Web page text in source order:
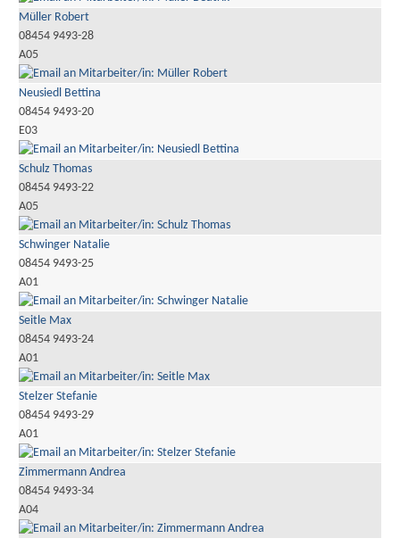
Müller Robert
08454 9493-28
A05
Neusiedl Bettina
08454 9493-20
E03
Schulz Thomas
08454 9493-22
A05
Schwinger Natalie
08454 9493-25
A01
Seitle Max
08454 9493-24
A01
Stelzer Stefanie
08454 9493-29
A01
Zimmermann Andrea
08454 9493-34
A04